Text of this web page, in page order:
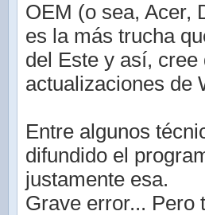
OEM (o sea, Acer,
es la más trucha
del Este y así,
actualizaciones de
Entre algunos
difundido el
justamente esa.
Grave error... Pero